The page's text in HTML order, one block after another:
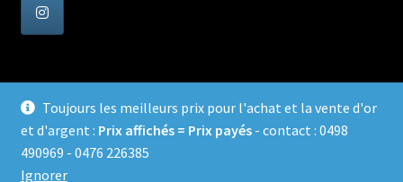
Toujours les meilleurs prix pour l'achat et la vente d'or
et d'argent : Prix affichés = Prix payés- contact : 0498
490969 - 0476 226385
Ignorer
© Achat Or en Belgique 2026
Confidentialité
Built with WooCommerce